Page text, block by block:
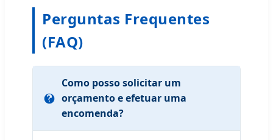
Perguntas Frequentes
(FAQ)
Como posso solicitar um
orçamento e efetuar uma
encomenda?